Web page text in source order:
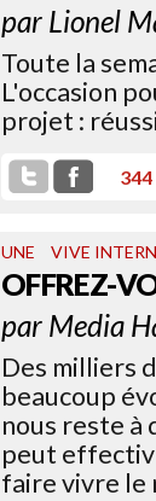
par Lionel
Toute la
L'occasion
projet :
344
UNE VIVE
OFFREZ-
par Media
Des milliers
beaucoup
nous reste à
peut
faire vivre le